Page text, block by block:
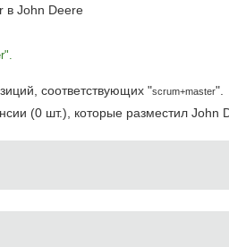
в John Deere(текущая
соответствующих "scrum+master".
(0 шт.), которые разместил John